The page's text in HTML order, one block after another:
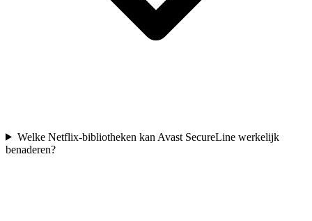
Welke Netflix-bibliotheken kan Avast SecureLine werkelijk
benaderen?